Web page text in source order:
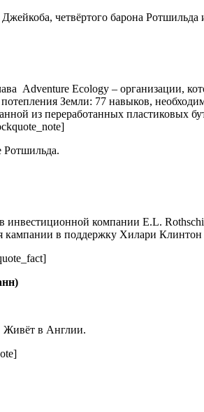
четвёртого барона
Adventure Ecology – организации,
Земли: 77 навыков,
из переработанных пластиковых
инвестиционной компании E.L.
в поддержку Хилари
Живёт в Англии.